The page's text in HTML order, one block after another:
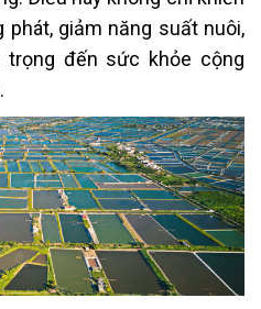
giảm năng suất nuôi,
đến sức khỏe cộng